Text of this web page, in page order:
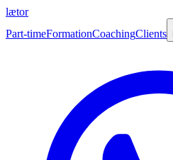
lætor
Part-timeFormationCoachingClients